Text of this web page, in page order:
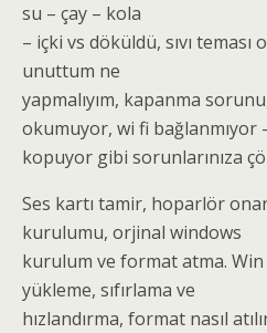
su – çay – kola
– içki vs döküldü, sıvı teması
unuttum ne
yapmalıyım, kapanma
okumuyor, wi fi bağlanmıyor
kopuyor gibi sorunlarınıza
Ses kartı tamir, hoparlör
kurulumu, orjinal windows
kurulum ve format atma. Win
yükleme, sıfırlama ve
hızlandırma, format nasıl